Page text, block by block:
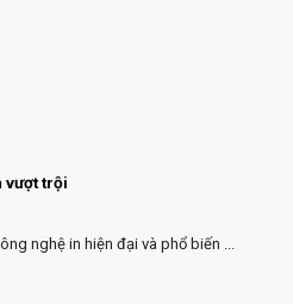
vượt trội
nghệ in hiện đại và phổ biến ...